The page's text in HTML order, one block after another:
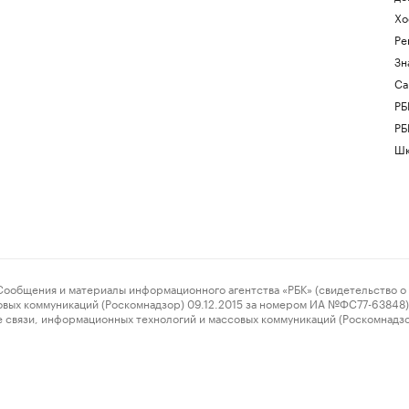
и материалы информационного агентства «РБК» (свидетельство о
коммуникаций (Роскомнадзор) 09.12.2015 за номером ИА №ФС77-63848)
информационных технологий и массовых коммуникаций